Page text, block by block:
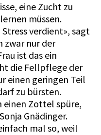
eine Zucht zu
müssen.
verdient», sagt
zwar nur der
ist das ein
die Fellpflege der
einen geringen Teil
zu bürsten.
einen Zottel spüre,
Gnädinger.
mal so, weil